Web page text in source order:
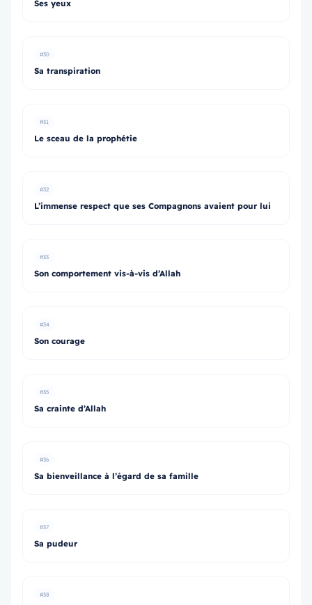
Ses yeux
#30
Sa transpiration
#31
Le sceau de la prophétie
#32
L’immense respect que ses Compagnons avaient pour lui
#33
Son comportement vis-à-vis d’Allah
#34
Son courage
#35
Sa crainte d’Allah
#36
Sa bienveillance à l’égard de sa famille
#37
Sa pudeur
#38